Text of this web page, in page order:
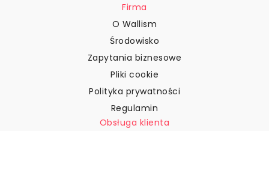
Firma
O Wallism
Środowisko
Zapytania biznesowe
Pliki cookie
Polityka prywatności
Regulamin
Obsługa klienta